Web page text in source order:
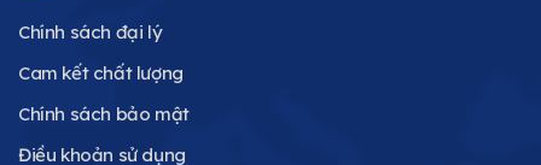
Chính sách đại lý
Cam kết chất lượng
Chính sách bảo mật
Điều khoản sử dụng